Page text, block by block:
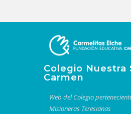
Colegio Nuestra
Carmen
Web del Colegio
Misioneras Teresianas